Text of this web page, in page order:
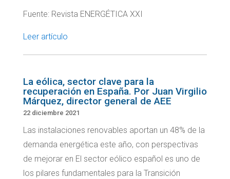
Fuente: Revista ENERGÉTICA XXI
Leer artículo
La eólica, sector clave para la
recuperación en España. Por Juan Virgilio
Márquez, director general de AEE
22 diciembre 2021
Las instalaciones renovables aportan un 48% de la
demanda energética este año, con perspectivas
de mejorar en El sector eólico español es uno de
los pilares fundamentales para la Transición